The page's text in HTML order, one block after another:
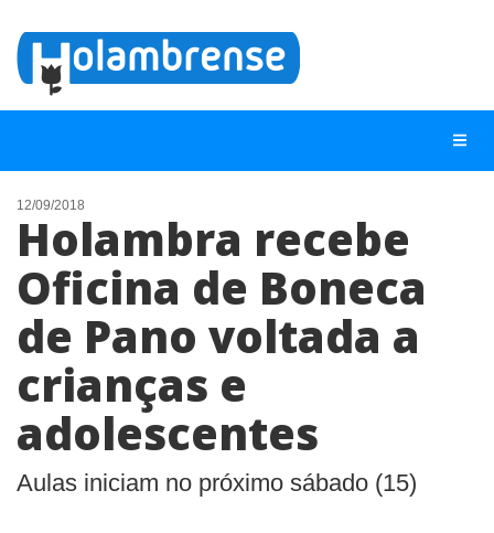
NOTÍCIAS
LISTA DIGITAL
TELEFONES ÚTEIS
CONTATO
ANUNCIE
12/09/2018
Holambra recebe
Oficina de Boneca
de Pano voltada a
crianças e
adolescentes
Aulas iniciam no próximo sábado (15)